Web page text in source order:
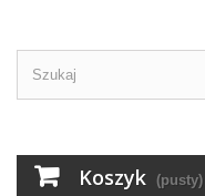
Koszyk (pusty)